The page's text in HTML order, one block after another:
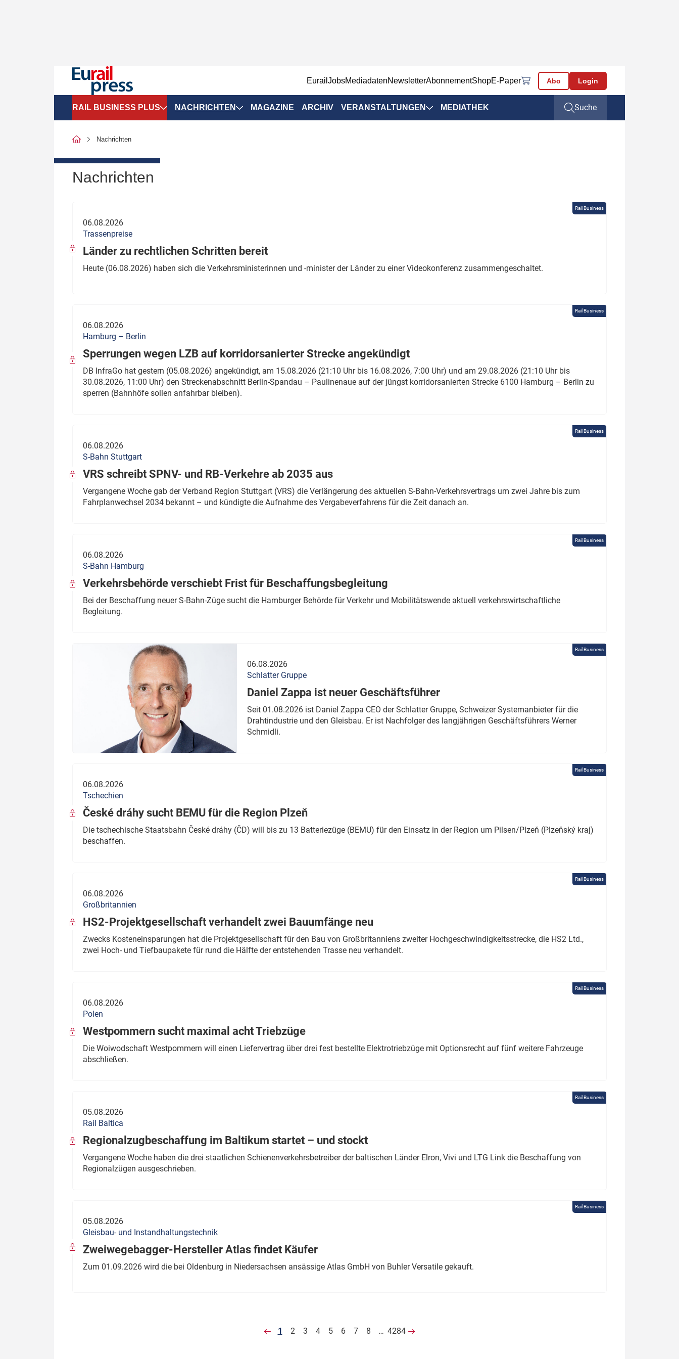
EurailJobsMediadatenNewsletterAbonnementShopE-Paper Abo Login
RAIL BUSINESS PLUS
SPNV-Marktdaten
Politik
wen?
Thema des Monats
Dossier: Generalsanierung
Dossier: ETCS
Dossier:
NACHRICHTEN MAGAZINE ARCHIV VERANSTALTUNGEN MEDIATHEK Suche
Nachrichten
Nachrichten
Rail Business
06.08.2026
Trassenpreise
Länder zu rechtlichen Schritten bereit
Heute (06.08.2026) haben sich die Verkehrsministerinnen und -minister der Länder zu einer Videokonferenz zusammengeschaltet.
Rail Business
06.08.2026
Hamburg – Berlin
Sperrungen wegen LZB auf korridorsanierter Strecke angekündigt
DB InfraGo hat gestern (05.08.2026) angekündigt, am 15.08.2026 (21:10 Uhr bis 16.08.2026, 7:00 Uhr) und am 29.08.2026 (21:10 Uhr bis
30.08.2026, 11:00 Uhr) den Streckenabschnitt Berlin-Spandau – Paulinenaue auf der jüngst korridorsanierten Strecke 6100 Hamburg – Berlin zu
sperren (Bahnhöfe sollen anfahrbar bleiben).
Rail Business
06.08.2026
S-Bahn Stuttgart
VRS schreibt SPNV- und RB-Verkehre ab 2035 aus
Vergangene Woche gab der Verband Region Stuttgart (VRS) die Verlängerung des aktuellen S-Bahn-Verkehrsvertrags um zwei Jahre bis zum
Fahrplanwechsel 2034 bekannt – und kündigte die Aufnahme des Vergabeverfahrens für die Zeit danach an.
Rail Business
06.08.2026
S-Bahn Hamburg
Verkehrsbehörde verschiebt Frist für Beschaffungsbegleitung
Bei der Beschaffung neuer S-Bahn-Züge sucht die Hamburger Behörde für Verkehr und Mobilitätswende aktuell verkehrswirtschaftliche
Begleitung.
Rail Business
06.08.2026
Schlatter Gruppe
Daniel Zappa ist neuer Geschäftsführer
Seit 01.08.2026 ist Daniel Zappa CEO der Schlatter Gruppe, Schweizer Systemanbieter für die
Drahtindustrie und den Gleisbau. Er ist Nachfolger des langjährigen Geschäftsführers Werner
Schmidli.
Rail Business
06.08.2026
Tschechien
České dráhy sucht BEMU für die Region Plzeň
Die tschechische Staatsbahn České dráhy (ČD) will bis zu 13 Batteriezüge (BEMU) für den Einsatz in der Region um Pilsen/Plzeň (Plzeňský kraj)
beschaffen.
Rail Business
06.08.2026
Großbritannien
HS2-Projektgesellschaft verhandelt zwei Bauumfänge neu
Zwecks Kosteneinsparungen hat die Projektgesellschaft für den Bau von Großbritanniens zweiter Hochgeschwindigkeitsstrecke, die HS2 Ltd.,
zwei Hoch- und Tiefbaupakete für rund die Hälfte der entstehenden Trasse neu verhandelt.
Rail Business
06.08.2026
Polen
Westpommern sucht maximal acht Triebzüge
Die Woiwodschaft Westpommern will einen Liefervertrag über drei fest bestellte Elektrotriebzüge mit Optionsrecht auf fünf weitere Fahrzeuge
abschließen.
Rail Business
05.08.2026
Rail Baltica
Regionalzugbeschaffung im Baltikum startet – und stockt
Vergangene Woche haben die drei staatlichen Schienenverkehrsbetreiber der baltischen Länder Elron, Vivi und LTG Link die Beschaffung von
Regionalzügen ausgeschrieben.
Rail Business
05.08.2026
Gleisbau- und Instandhaltungstechnik
Zweiwegebagger-Hersteller Atlas findet Käufer
Zum 01.09.2026 wird die bei Oldenburg in Niedersachsen ansässige Atlas GmbH von Buhler Versatile gekauft.
1 2 3 4 5 6 7 8 … 4284